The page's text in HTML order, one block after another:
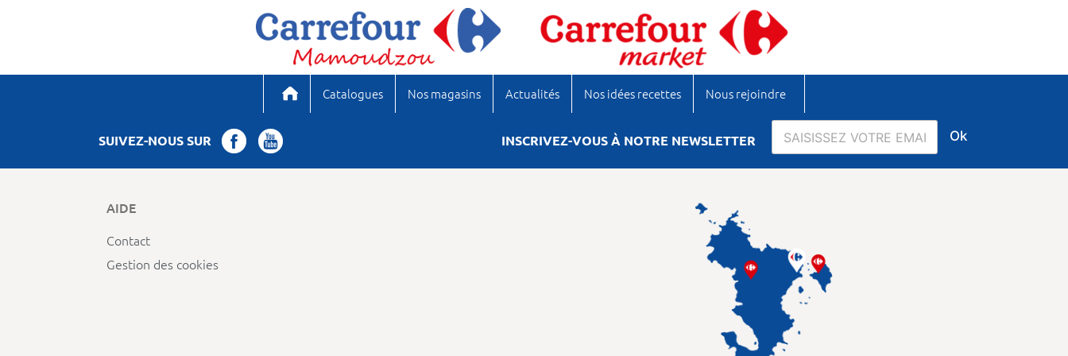
Catalogues Nos magasins Actualités Nos idées recettes Nous rejoindre
SUIVEZ-NOUS SUR INSCRIVEZ-VOUS À NOTRE NEWSLETTER Ok
AIDE
Contact
Gestion des cookies